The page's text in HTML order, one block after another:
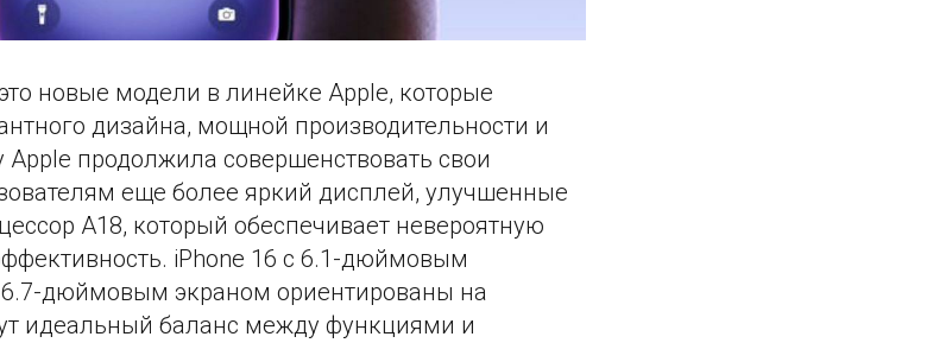
новые модели в линейке Apple, которые
дизайна, мощной производительности и
продолжила совершенствовать свои
еще более яркий дисплей, улучшенные
A18, который обеспечивает невероятную
iPhone 16 с 6.1-дюймовым
дюймовым экраном ориентированы на
идеальный баланс между функциями и